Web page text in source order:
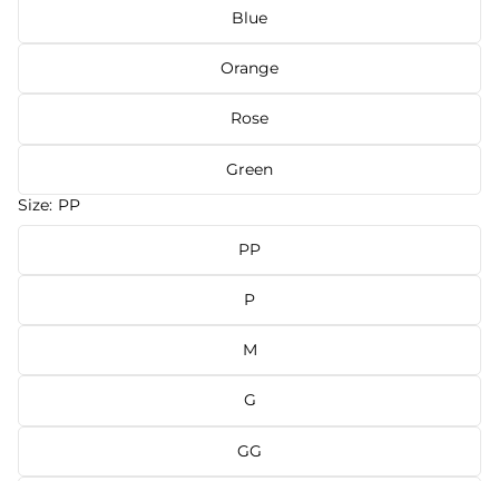
Blue
Orange
Rose
Green
Size: PP
PP
P
M
G
GG